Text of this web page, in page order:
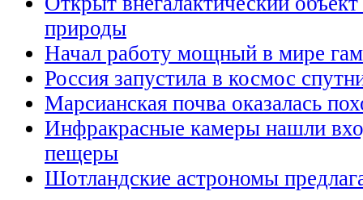
природы
Начал работу мощный в мире
Россия запустила в космос
Марсианская почва оказалась
Инфракрасные камеры нашли
пещеры
Шотландские астрономы